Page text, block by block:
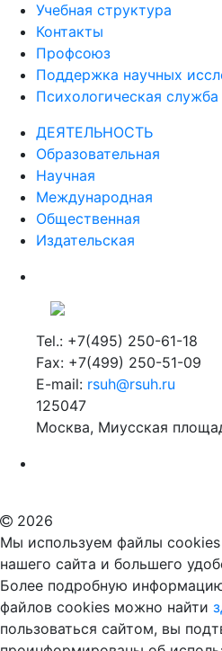
Учебная структура
Контакты
Профсоюз
Поддержка научных
Психологическая служба
ДЕЯТЕЛЬНОСТЬ
Образовательная
Научная
Международная
Общественная
Издательская
Tel.: +7(495) 250-61-18
Fax: +7(499) 250-51-09
E-mail: rsuh@rsuh.ru
125047
Москва, Миусская
2026
Мы используем файлы
нашего сайта и большего
Более подробную
файлов cookies можно найти
пользоваться сайтом, вы